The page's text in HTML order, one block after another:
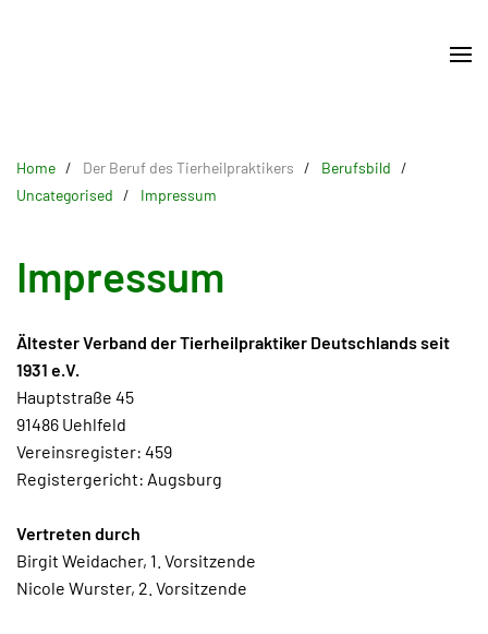
Home Der Beruf des Tierheilpraktikers
Berufsbild
Uncategorised
Impressum
Impressum
Ältester Verband der Tierheilpraktiker Deutschlands seit
1931 e.V.
Hauptstraße 45
91486 Uehlfeld
Vereinsregister: 459
Registergericht: Augsburg
Vertreten durch
Birgit Weidacher, 1. Vorsitzende
Nicole Wurster, 2. Vorsitzende